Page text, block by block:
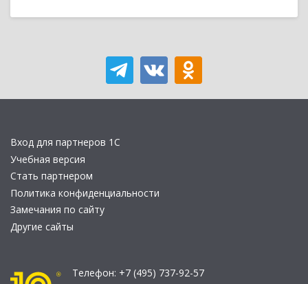
Вход для партнеров 1С
Учебная версия
Стать партнером
Политика конфиденциальности
Замечания по сайту
Другие сайты
Телефон: +7 (495) 737-92-57